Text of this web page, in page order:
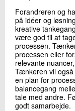
Forandreren og
på idéer og
kreative
være god til at
processen.
processen eller
relevante
Tænkeren vil
en plan for
balancegang
tale med andre.
godt samarbejde.